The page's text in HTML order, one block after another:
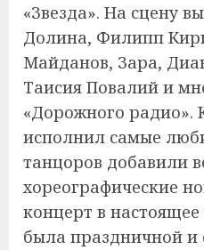
«Звезда». На сцену
Долина, Филипп
Майданов, Зара,
Таисия Повалий и
«Дорожного радио».
исполнил самые
танцоров добавили
хореографические
концерт в
была праздничной и